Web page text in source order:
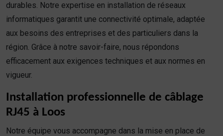
durables. Notre expertise en installation de réseaux
informatiques garantit une connectivité optimale, adaptée
aux besoins des entreprises et des particuliers dans la
région. Grâce à notre savoir-faire, nous répondons
efficacement aux exigences techniques et aux normes en
vigueur.
Installation professionnelle de câblage
RJ45 à Loos
Notre équipe vous accompagne dans la mise en place de